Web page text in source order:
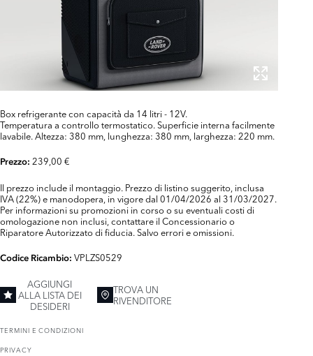
Box refrigerante con capacità da 14 litri - 12V.
Temperatura a controllo termostatico. Superficie interna facilmente
lavabile. Altezza: 380 mm, lunghezza: 380 mm, larghezza: 220 mm.
Prezzo: 239,00 €
Il prezzo include il montaggio. Prezzo di listino suggerito, inclusa
IVA (22%) e manodopera, in vigore dal 01/04/2026 al 31/03/2027.
Per informazioni su promozioni in corso o su eventuali costi di
omologazione non inclusi, contattare il Concessionario o
Riparatore Autorizzato di fiducia. Salvo errori e omissioni.
Codice Ricambio: VPLZS0529
AGGIUNGI
ALLA LISTA DEI
DESIDERI
TROVA UN
RIVENDITORE
TERMINI E CONDIZIONI
PRIVACY